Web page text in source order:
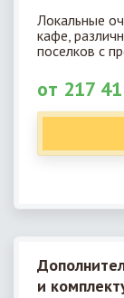
Локальные
кафе,
поселков с
от 217
и